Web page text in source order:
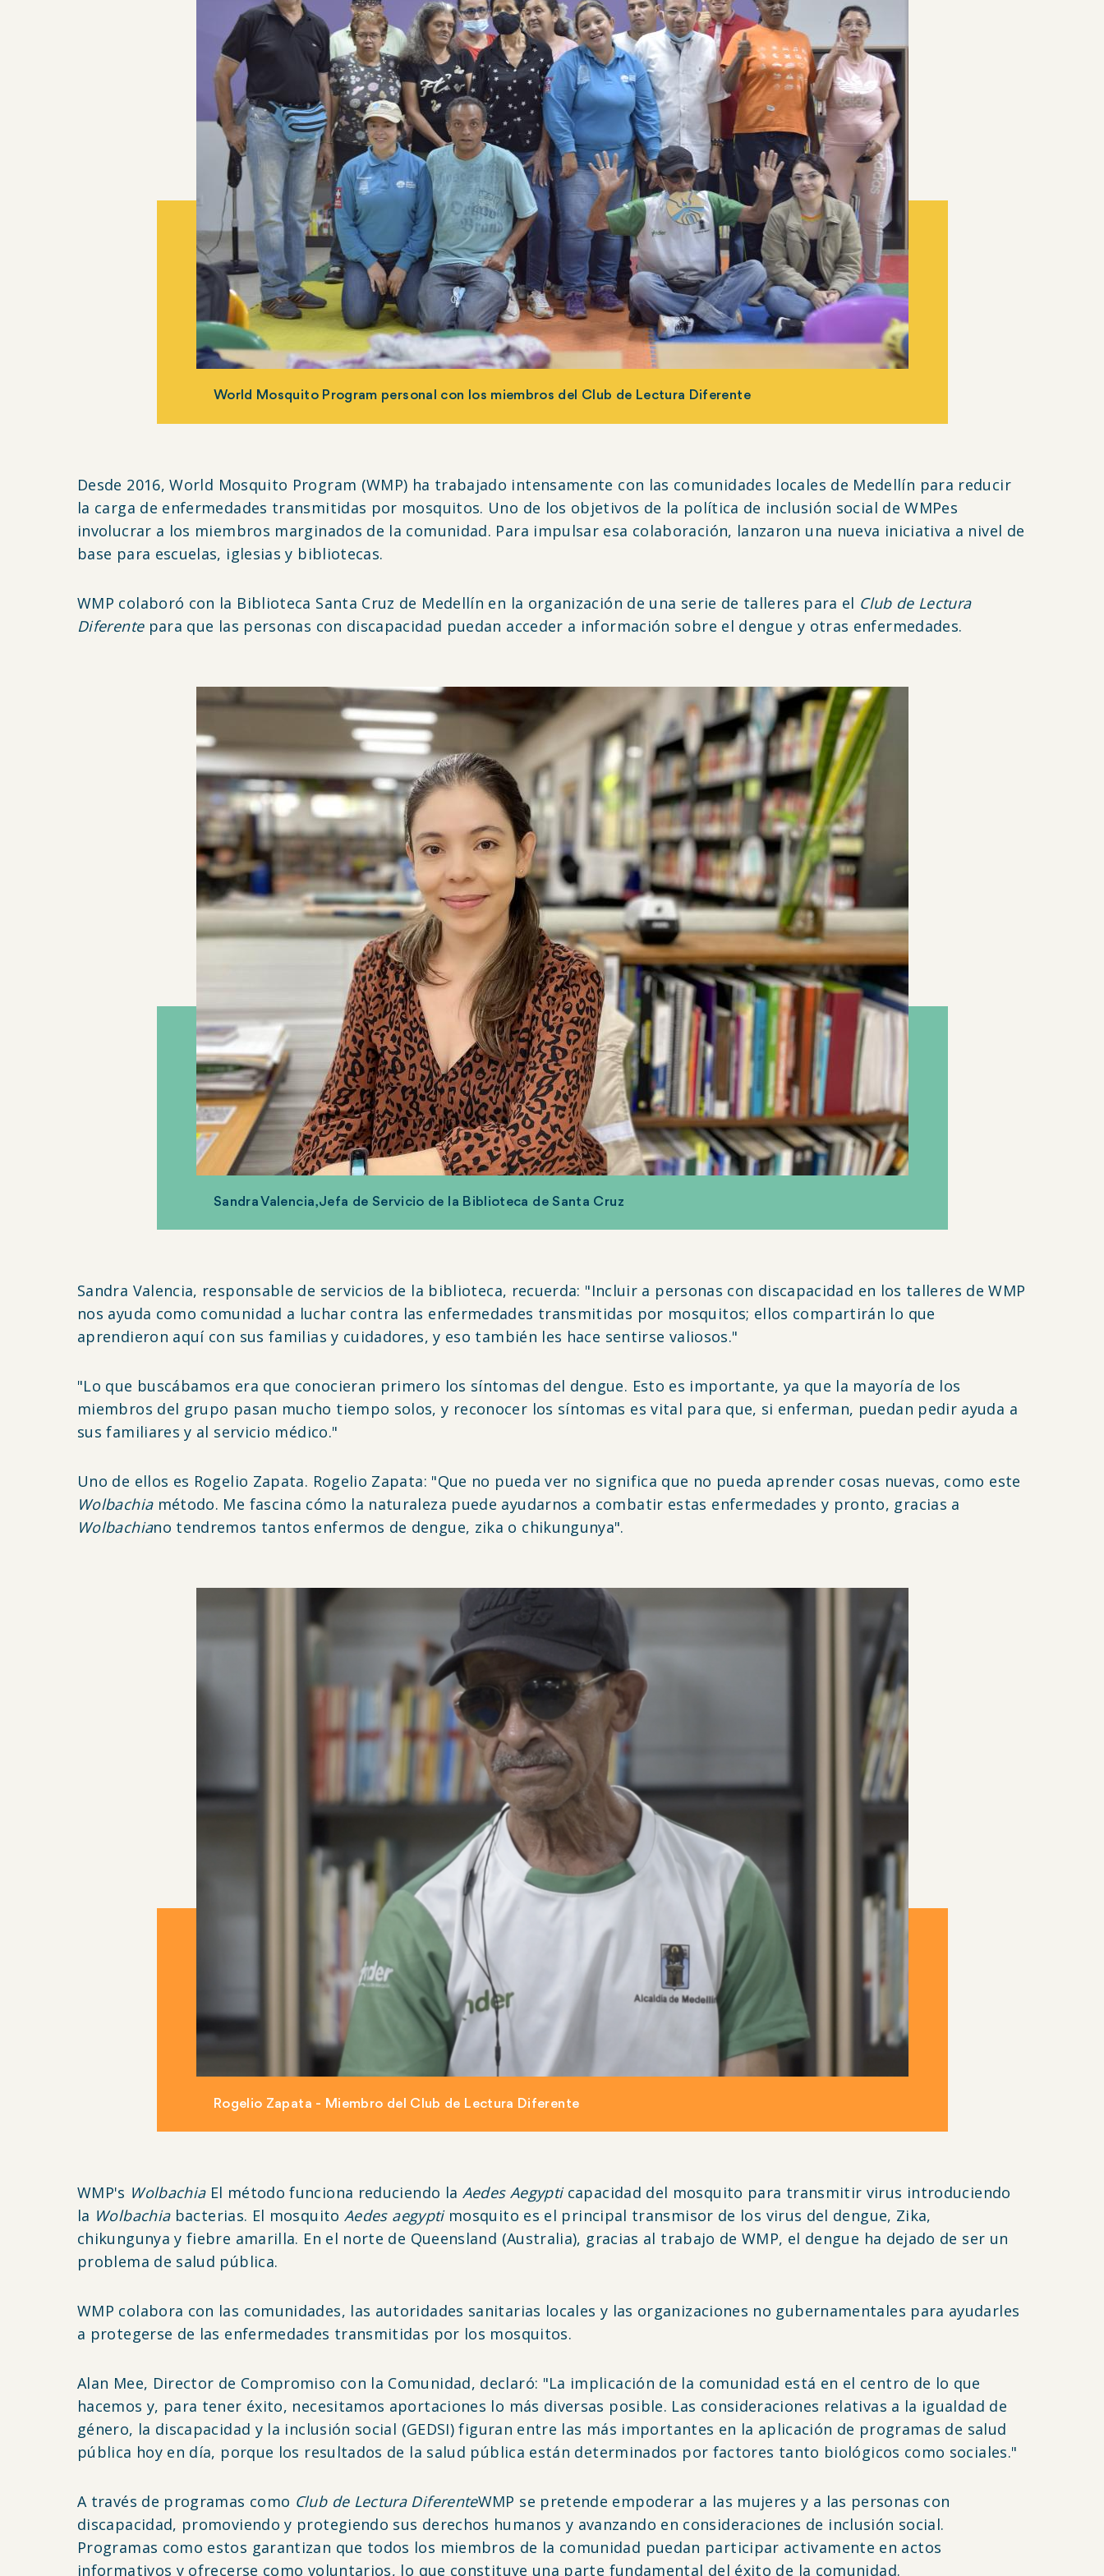
World Mosquito Program personal con los miembros del Club de Lectura Diferente
Desde 2016, World Mosquito Program (WMP) ha trabajado intensamente con las comunidades locales de Medellín para reducir
la carga de enfermedades transmitidas por mosquitos. Uno de los objetivos de la política de inclusión social de WMPes
involucrar a los miembros marginados de la comunidad. Para impulsar esa colaboración, lanzaron una nueva iniciativa a nivel de
base para escuelas, iglesias y bibliotecas.
WMP colaboró con la Biblioteca Santa Cruz de Medellín en la organización de una serie de talleres para el Club de Lectura
Diferentepara que las personas con discapacidad puedan acceder a información sobre el dengue y otras enfermedades.
Sandra Valencia, Jefa de Servicio de la Biblioteca de Santa Cruz
Sandra Valencia, responsable de servicios de la biblioteca, recuerda: "Incluir a personas con discapacidad en los talleres de WMP
nos ayuda como comunidad a luchar contra las enfermedades transmitidas por mosquitos; ellos compartirán lo que
aprendieron aquí con sus familias y cuidadores, y eso también les hace sentirse valiosos."
"Lo que buscábamos era que conocieran primero los síntomas del dengue. Esto es importante, ya que la mayoría de los
miembros del grupo pasan mucho tiempo solos, y reconocer los síntomas es vital para que, si enferman, puedan pedir ayuda a
sus familiares y al servicio médico."
Uno de ellos es Rogelio Zapata. Rogelio Zapata: "Que no pueda ver no significa que no pueda aprender cosas nuevas, como este
Wolbachiamétodo. Me fascina cómo la naturaleza puede ayudarnos a combatir estas enfermedades y pronto, gracias a
Wolbachiano tendremos tantos enfermos de dengue, zika o chikungunya".
Rogelio Zapata - Miembro del Club de Lectura Diferente
WMP's WolbachiaEl método funciona reduciendo la Aedes Aegypticapacidad del mosquito para transmitir virus introduciendo
la Wolbachiabacterias. El mosquito Aedes aegyptimosquito es el principal transmisor de los virus del dengue, Zika,
chikungunya y fiebre amarilla. En el norte de Queensland (Australia), gracias al trabajo de WMP, el dengue ha dejado de ser un
problema de salud pública.
WMP colabora con las comunidades, las autoridades sanitarias locales y las organizaciones no gubernamentales para ayudarles
a protegerse de las enfermedades transmitidas por los mosquitos.
Alan Mee, Director de Compromiso con la Comunidad, declaró: "La implicación de la comunidad está en el centro de lo que
hacemos y, para tener éxito, necesitamos aportaciones lo más diversas posible. Las consideraciones relativas a la igualdad de
género, la discapacidad y la inclusión social (GEDSI) figuran entre las más importantes en la aplicación de programas de salud
pública hoy en día, porque los resultados de la salud pública están determinados por factores tanto biológicos como sociales."
A través de programas como Club de Lectura DiferenteWMP se pretende empoderar a las mujeres y a las personas con
discapacidad, promoviendo y protegiendo sus derechos humanos y avanzando en consideraciones de inclusión social.
Programas como estos garantizan que todos los miembros de la comunidad puedan participar activamente en actos
informativos y ofrecerse como voluntarios, lo que constituye una parte fundamental del éxito de la comunidad.